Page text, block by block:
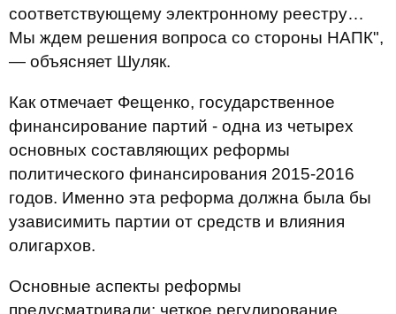
соответствующему электронному реестру…
Мы ждем решения вопроса со стороны НАПК",
— объясняет Шуляк.
Как отмечает Фещенко, государственное
финансирование партий - одна из четырех
основных составляющих реформы
политического финансирования 2015-2016
годов. Именно эта реформа должна была бы
узависимить партии от средств и влияния
олигархов.
Основные аспекты реформы
предусматривали: четкое регулирование